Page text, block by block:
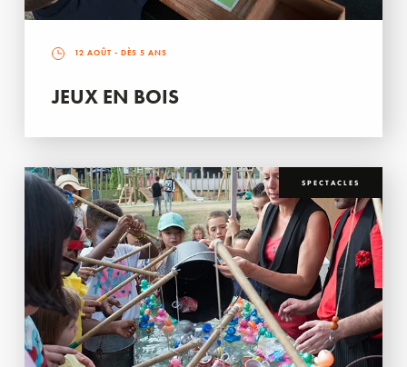
12 AOÛT - DÈS 5 ANS
JEUX EN BOIS
SPECTACLES